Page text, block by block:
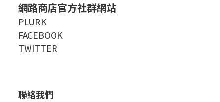
網路商店官方社群網站
PLURK
FACEBOOK
TWITTER
聯絡我們